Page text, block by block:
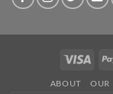
Visa
ABOUT OUR